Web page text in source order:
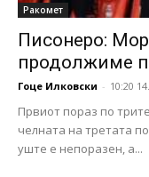
Ракомет
Писонеро:
продолжиме
Гоце Илковски - 10:20
Првиот пораз по
челната на третата
уште е непоразен, а...